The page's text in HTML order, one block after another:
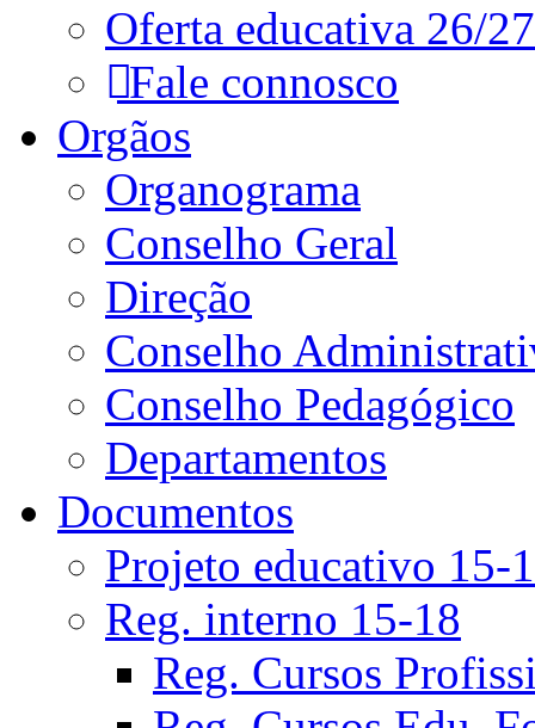
Oferta educativa 26/27
Fale connosco
Orgãos
Organograma
Conselho Geral
Direção
Conselho
Conselho Pedagógico
Departamentos
Documentos
Projeto educativo 15-
Reg. interno 15-18
Reg. Cursos